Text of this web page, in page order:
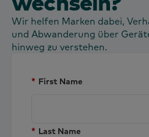
Wir helfen Marken dabei,
und Abwanderung über
hinweg zu verstehen.
* First Name
* Last Name